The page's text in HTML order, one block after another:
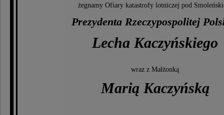
żegnamy Ofiary katastrofy lotniczej pod
Prezydenta Rzeczypospolitej
Lecha Kaczyńskiego
wraz z Małżonką
Marią Kaczyńską